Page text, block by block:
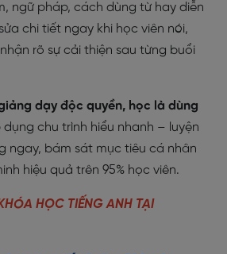
ngữ pháp, cách dùng từ hay diễn
chi tiết ngay khi học viên nói,
rõ sự cải thiện sau từng buổi
dạy độc quyền, học là dùng
dụng chu trình hiểu nhanh – luyện
ngay, bám sát mục tiêu cá nhân
hiệu quả trên 95% học viên.
HỌC TIẾNG ANH TẠI